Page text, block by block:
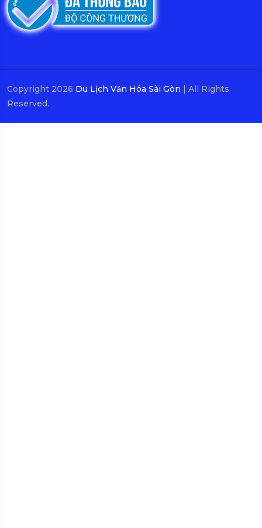
Copyright 2026 Du Lịch Văn Hóa Sài Gòn | All Rights
Reserved.